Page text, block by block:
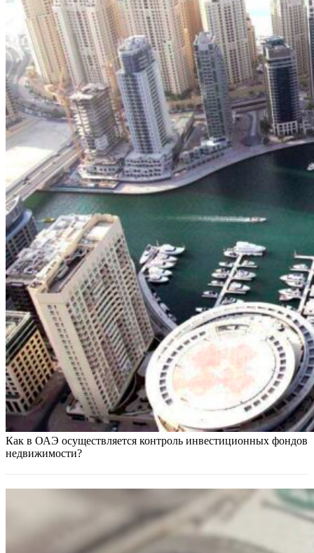
Как в ОАЭ осуществляется контроль инвестиционных фондов
недвижимости?